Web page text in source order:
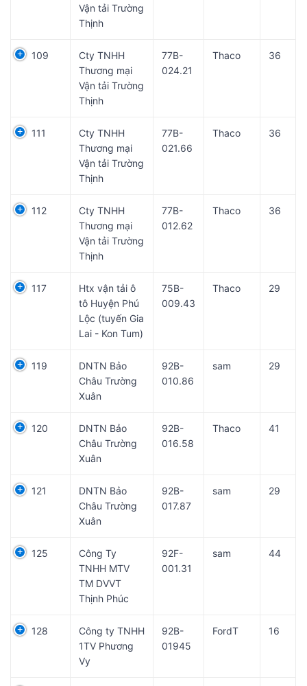
Vận tải Trường
Thịnh
109
Cty TNHH
Thương mại
Vận tải Trường
Thịnh
77B-
024.21
Thaco 36
111
Cty TNHH
Thương mại
Vận tải Trường
Thịnh
77B-
021.66
Thaco 36
112
Cty TNHH
Thương mại
Vận tải Trường
Thịnh
77B-
012.62
Thaco 36
117
Htx vận tải ô
tô Huyện Phú
Lộc (tuyến Gia
Lai - Kon Tum)
75B-
009.43
Thaco 29
119
DNTN Bảo
Châu Trường
Xuân
92B-
010.86
sam 29
120
DNTN Bảo
Châu Trường
Xuân
92B-
016.58
Thaco 41
121
DNTN Bảo
Châu Trường
Xuân
92B-
017.87
sam 29
125
Công Ty
TNHH MTV
TM DVVT
Thịnh Phúc
92F-
001.31
sam 44
128
Công ty TNHH
1TV Phương
Vy
92B-
01945
FordT 16